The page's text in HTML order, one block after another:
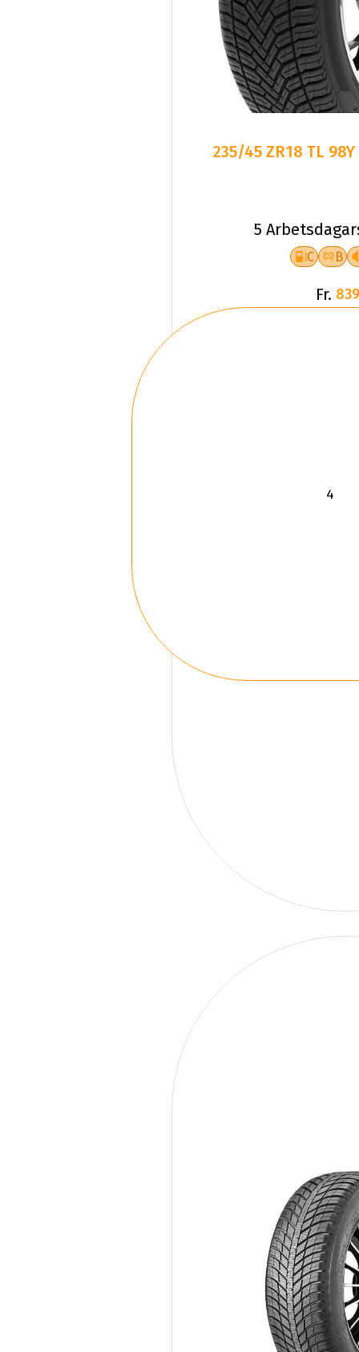
235/45 ZR18 TL 98Y
5
C B
Fr.